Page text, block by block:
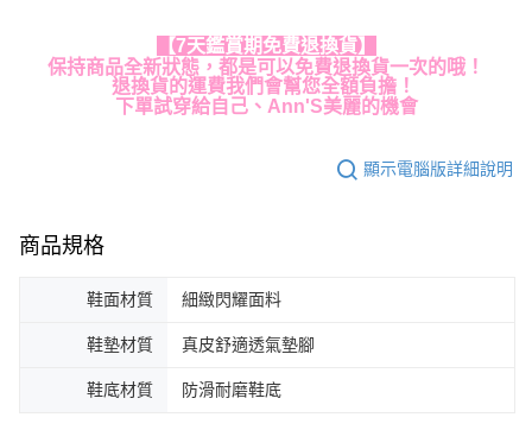
【7天鑑賞期免費退換貨】
保持商品全新狀態，都是可以免費退換貨一次的哦！
退換貨的運費我們會幫您全額負擔！
下單試穿給自己、Ann'S美麗的機會
顯示電腦版詳細說明
商品規格
鞋面材質 細緻閃耀面料
鞋墊材質 真皮舒適透氣墊腳
鞋底材質 防滑耐磨鞋底